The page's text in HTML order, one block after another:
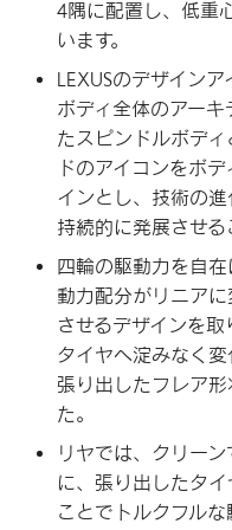
4隅に配置し、低重
います。
LEXUSのデザイン
ボディ全体のアー
たスピンドルボデ
ドのアイコンをボ
インとし、技術の
持続的に発展させる
四輪の駆動力を自
動力配分がリニア
させるデザインを
タイヤへ淀みなく
張り出したフレア
た。
リヤでは、クリー
に、張り出したタ
ことでトルクフル